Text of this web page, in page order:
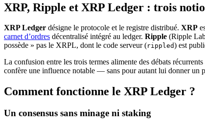
XRP, Ripple et XRP Ledger : trois
XRP Ledger désigne le protocole et le registre distribué. XRP
carnet d’ordres décentralisé intégré au ledger. Ripple (Ripple
possède » pas le XRPL, dont le code serveur (rippled) est
La confusion entre les trois termes alimente des débats
confère une influence notable — sans pour autant lui donner un
Comment fonctionne le XRP Ledger ?
Un consensus sans minage ni staking